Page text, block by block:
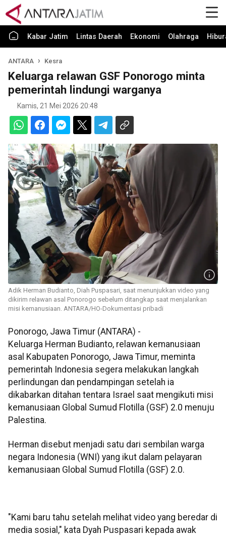
Kabar Jatim Lintas Daerah Ekonomi Olahraga
ANTARA Kesra
Keluarga relawan GSF Ponorogo minta
pemerintah lindungi warganya
Kamis, 21 Mei 2026 20:48
Adik Herman Budianto, Diah Puspasari, saat menunjukkan video yang
dikirim relawan asal Ponorogo sebelum ditangkap saat menjalankan
misi kemanusiaan. ANTARA/HO-Dokumentasi pribadi
Ponorogo, Jawa Timur (ANTARA) -
Keluarga Herman Budianto, relawan kemanusiaan
asal Kabupaten Ponorogo, Jawa Timur, meminta
pemerintah Indonesia segera melakukan langkah
perlindungan dan pendampingan setelah ia
dikabarkan ditahan tentara Israel saat mengikuti misi
kemanusiaan Global Sumud Flotilla (GSF) 2.0 menuju
Palestina.
Herman disebut menjadi satu dari sembilan warga
negara Indonesia (WNI) yang ikut dalam pelayaran
kemanusiaan Global Sumud Flotilla (GSF) 2.0.
"Kami baru tahu setelah melihat video yang beredar di
media sosial," kata Dyah Puspasari kepada awak